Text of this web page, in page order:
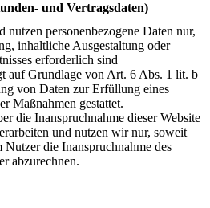
und Vertragsdaten)
nutzen personenbezogene Daten nur,
inhaltliche Ausgestaltung oder
erforderlich sind
auf Grundlage von Art. 6 Abs. 1 lit. b
von Daten zur Erfüllung eines
Maßnahmen gestattet.
die Inanspruchnahme dieser Website
und nutzen wir nur, soweit
die Inanspruchnahme des
abzurechnen.